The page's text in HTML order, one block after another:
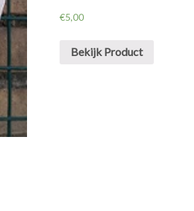
€5,00
Bekijk Product